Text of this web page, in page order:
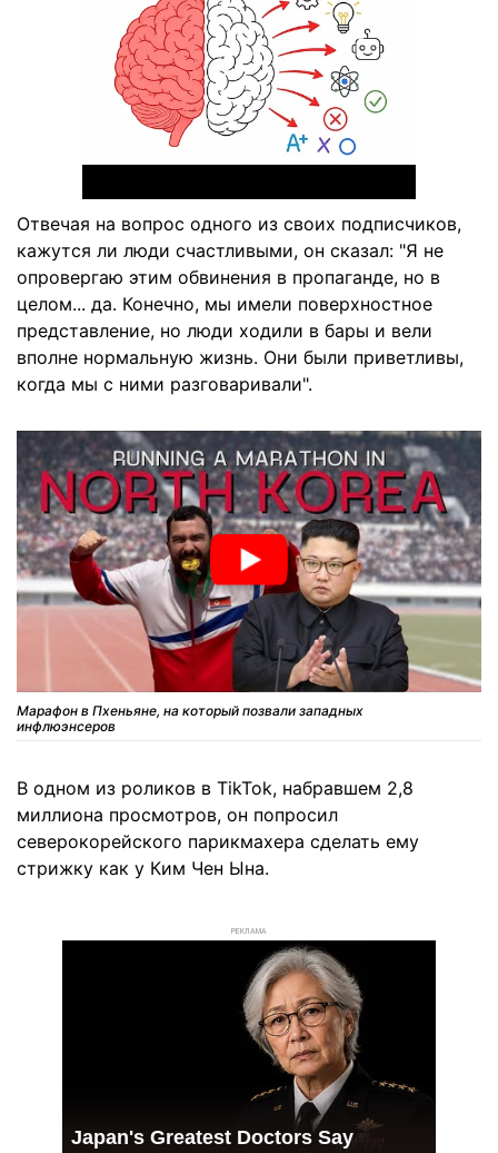
Отвечая на вопрос одного из своих подписчиков,
кажутся ли люди счастливыми, он сказал: "Я не
опровергаю этим обвинения в пропаганде, но в
целом... да. Конечно, мы имели поверхностное
представление, но люди ходили в бары и вели
вполне нормальную жизнь. Они были приветливы,
когда мы с ними разговаривали".
Марафон в Пхеньяне, на который позвали западных
инфлюэнсеров
В одном из роликов в TikTok, набравшем 2,8
миллиона просмотров, он попросил
северокорейского парикмахера сделать ему
стрижку как у Ким Чен Ына.
РЕКЛАМА